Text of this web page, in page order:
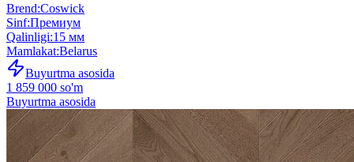
Brend:Coswick
Sinf:Премиум
Qalinligi:15 мм
Mamlakat:Belarus
Buyurtma asosida
1 859 000 so'm
Buyurtma asosida